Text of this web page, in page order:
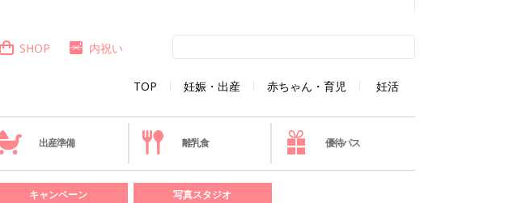
TOP 妊娠・出産 赤ちゃん・育児 妊活
SHOP 内祝い
出産準備 離乳食 優待パス
キャンペーン 写真スタジオ